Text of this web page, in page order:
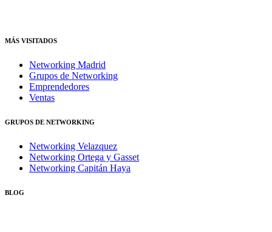
MÁS VISITADOS
Networking Madrid
Grupos de Networking
Emprendedores
Ventas
GRUPOS DE NETWORKING
Networking Velazquez
Networking Ortega y Gasset
Networking Capitán Haya
BLOG